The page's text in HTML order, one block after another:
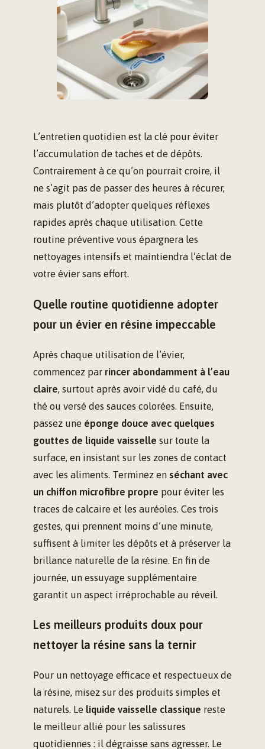
L’entretien quotidien est la clé pour éviter
l’accumulation de taches et de dépôts.
Contrairement à ce qu’on pourrait croire, il
ne s’agit pas de passer des heures à récurer,
mais plutôt d’adopter quelques réflexes
rapides après chaque utilisation. Cette
routine préventive vous épargnera les
nettoyages intensifs et maintiendra l’éclat de
votre évier sans effort.
Quelle routine quotidienne adopter
pour un évier en résine impeccable
Après chaque utilisation de l’évier,
commencez par rincer abondamment à l’eau
claire, surtout après avoir vidé du café, du
thé ou versé des sauces colorées. Ensuite,
passez une éponge douce avec quelques
gouttes de liquide vaisselle sur toute la
surface, en insistant sur les zones de contact
avec les aliments. Terminez en séchant avec
un chiffon microfibre propre pour éviter les
traces de calcaire et les auréoles. Ces trois
gestes, qui prennent moins d’une minute,
suffisent à limiter les dépôts et à préserver la
brillance naturelle de la résine. En fin de
journée, un essuyage supplémentaire
garantit un aspect irréprochable au réveil.
Les meilleurs produits doux pour
nettoyer la résine sans la ternir
Pour un nettoyage efficace et respectueux de
la résine, misez sur des produits simples et
naturels. Le liquide vaisselle classique reste
le meilleur allié pour les salissures
quotidiennes : il dégraisse sans agresser. Le